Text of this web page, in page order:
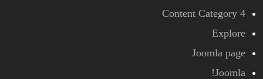
Content Category 4
Explore
Joomla page
Joomla!